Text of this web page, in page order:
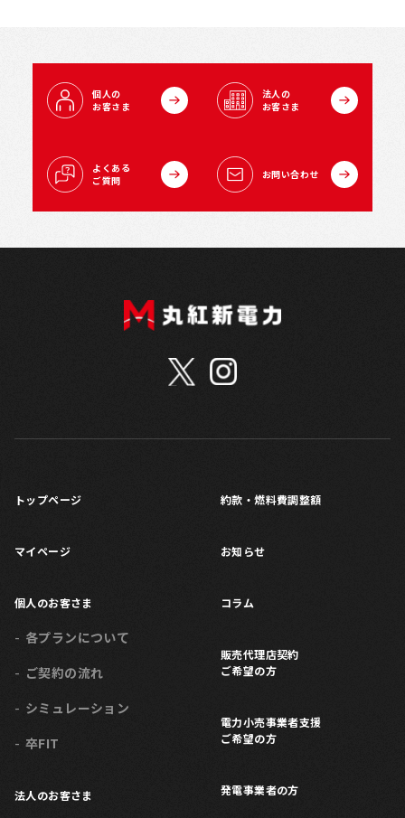
個人の
お客さま
法人の
お客さま
よくある
ご質問
お問い合わせ
トップページ
マイページ
個人のお客さま
各プランについて
ご契約の流れ
シミュレーション
卒FIT
法人のお客さま
約款・燃料費調整額
お知らせ
コラム
販売代理店契約
ご希望の方
電力小売事業者支援
ご希望の方
発電事業者の方